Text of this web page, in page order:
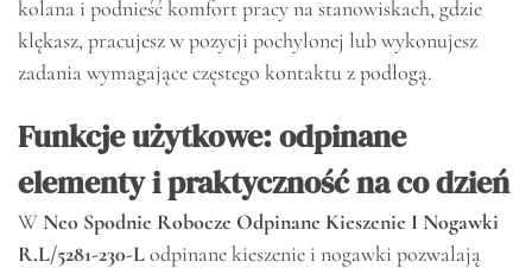
kolana i podnieść komfort pracy na stanowiskach, gdzie
klękasz, pracujesz w pozycji pochylonej lub wykonujesz
zadania wymagające częstego kontaktu z podłogą.
Funkcje użytkowe: odpinane
elementy i praktyczność na co dzień
WNeo Spodnie Robocze Odpinane Kieszenie I Nogawki
R.L/5281-230-Lodpinane kieszenie i nogawki pozwalają